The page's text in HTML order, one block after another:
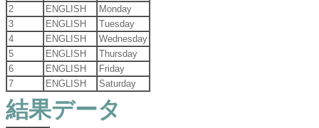
2
ENGLISH
Monday
3
ENGLISH
Tuesday
4
ENGLISH
Wednesday
5
ENGLISH
Thursday
6
ENGLISH
Friday
7
ENGLISH Saturday
結果データ